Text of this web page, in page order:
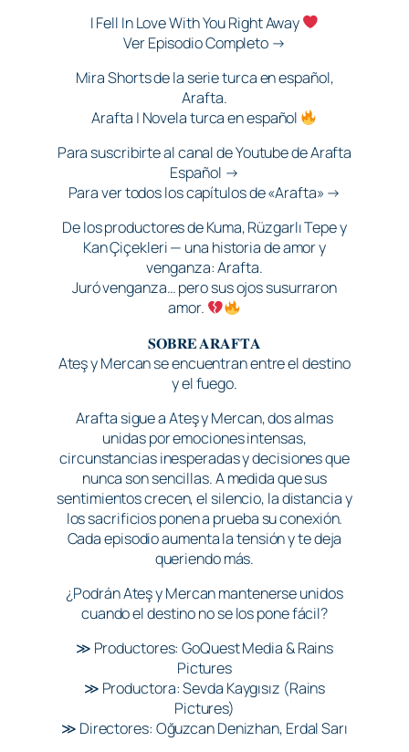
I Fell In Love With You Right Away
Ver Episodio Completo →
Mira Shorts de la serie turca en español,
Arafta.
Arafta | Novela turca en español
Para suscribirte al canal de Youtube de Arafta
Español →
Para ver todos los capítulos de «Arafta» →
De los productores de Kuma, Rüzgarlı Tepe y
Kan Çiçekleri — una historia de amor y
venganza: Arafta.
Juró venganza… pero sus ojos susurraron
amor.
𝐒𝐎𝐁𝐑𝐄 𝐀𝐑𝐀𝐅𝐓𝐀
Ateş y Mercan se encuentran entre el destino
y el fuego.
Arafta sigue a Ateş y Mercan, dos almas
unidas por emociones intensas,
circunstancias inesperadas y decisiones que
nunca son sencillas. A medida que sus
sentimientos crecen, el silencio, la distancia y
los sacrificios ponen a prueba su conexión.
Cada episodio aumenta la tensión y te deja
queriendo más.
¿Podrán Ateş y Mercan mantenerse unidos
cuando el destino no se los pone fácil?
≫ Productores: GoQuest Media & Rains
Pictures
≫ Productora: Sevda Kaygısız (Rains
Pictures)
≫ Directores: Oğuzcan Denizhan, Erdal Sarı